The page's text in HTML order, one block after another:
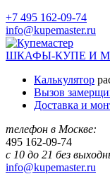
+7 495 162-09-74
info@kupemaster.ru
ШКАФЫ-КУПЕ И
Калькулятор
Вызов
Доставка и
телефон в Москве:
495 162-09-74
с 10 до 21 без
info@kupemaster.ru